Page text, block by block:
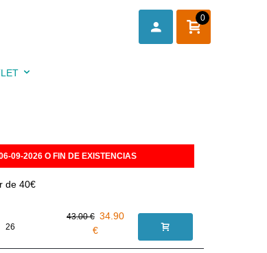
0
09-2026 O FIN DE EXISTENCIAS
de 40€
26
43.00 € 34.90
€